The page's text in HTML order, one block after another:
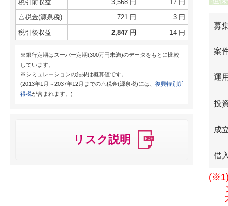
税引前収益
3,568 円
17 円
△税金(源泉税)
721 円
3 円
税引後収益
2,847 円 14 円
※銀行定期はスーパー定期(300万円未満)のデータをもとに比較
しています。
※シミュレーションの結果は概算値です。
(2013年1月～2037年12月までの△税金(源泉税)には、 復興特別所
得税が含まれます。)
リスク説明
募
案
運
投
成
借
(※1)